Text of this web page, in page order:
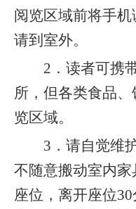
阅览区域前将手
请到室外。
2 ．读者可携
所，但各类食品
览区域。
3 ．请自觉维
不随意搬动室内
座位，离开座位30